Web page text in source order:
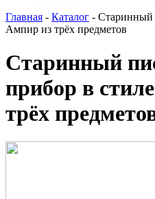
Главная - Каталог - Старинный
Ампир из трёх предметов
Старинный
прибор в
трёх